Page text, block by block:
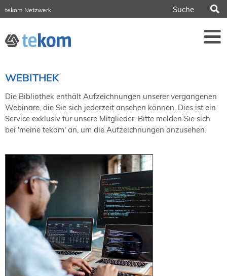
tekom Netzwerk
tech-writer.info
18.-19. März 2027
Information Energy
21.-23. April 2027 Online
tekom-Festival
tcworld China
20.-21. Mai 2027 in Shanghai
Evolution of TC
2.-3. Juni 2026 in Sofia
FokusTag DPP
19. Juni 2026 in Wiesbaden
NORDIC TechKomm Kopenhagen
23.-24. September 2026
tekom-Jahrestagung 2026
10.-12. November, 2026 in Stuttgart
WEBITHEK
Die Bibliothek enthält Aufzeichnungen unserer vergangenen
Webinare, die Sie sich jederzeit ansehen können. Dies ist ein
Service exklusiv für unsere Mitglieder. Bitte melden Sie sich
bei 'meine tekom' an, um die Aufzeichnungen anzusehen.